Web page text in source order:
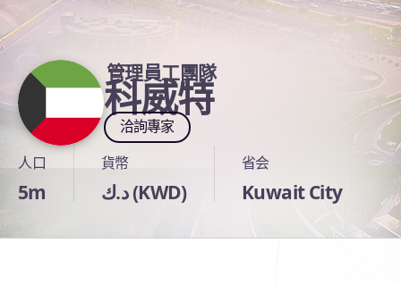
管理員工團隊
科威特
洽詢專家
人口
5m
貨幣
د.ك (KWD)
省会
Kuwait City